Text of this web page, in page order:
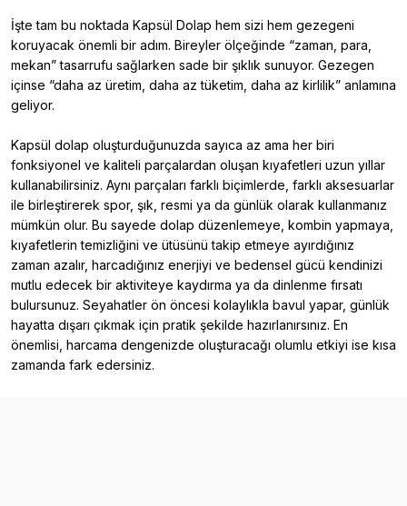
İşte tam bu noktada Kapsül Dolap hem sizi hem gezegeni
koruyacak önemli bir adım. Bireyler ölçeğinde “zaman, para,
mekan” tasarrufu sağlarken sade bir şıklık sunuyor. Gezegen
içinse “daha az üretim, daha az tüketim, daha az kirlilik” anlamına
geliyor.
Kapsül dolap oluşturduğunuzda sayıca az ama her biri
fonksiyonel ve kaliteli parçalardan oluşan kıyafetleri uzun yıllar
kullanabilirsiniz. Aynı parçaları farklı biçimlerde, farklı aksesuarlar
ile birleştirerek spor, şık, resmi ya da günlük olarak kullanmanız
mümkün olur. Bu sayede dolap düzenlemeye, kombin yapmaya,
kıyafetlerin temizliğini ve ütüsünü takip etmeye ayırdığınız
zaman azalır, harcadığınız enerjiyi ve bedensel gücü kendinizi
mutlu edecek bir aktiviteye kaydırma ya da dinlenme fırsatı
bulursunuz. Seyahatler ön öncesi kolaylıkla bavul yapar, günlük
hayatta dışarı çıkmak için pratik şekilde hazırlanırsınız. En
önemlisi, harcama dengenizde oluşturacağı olumlu etkiyi ise kısa
zamanda fark edersiniz.